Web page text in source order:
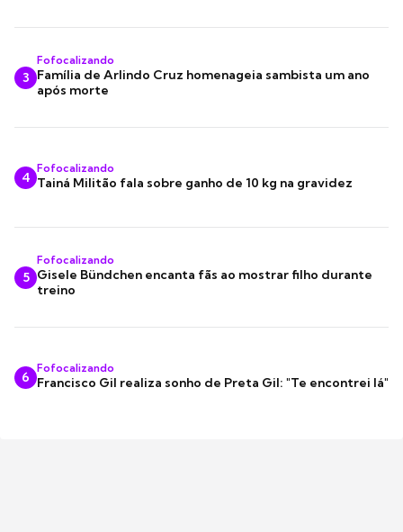
3
Fofocalizando
Família de Arlindo Cruz homenageia sambista um ano
após morte
4
Fofocalizando
Tainá Militão fala sobre ganho de 10 kg na gravidez
5
Fofocalizando
Gisele Bündchen encanta fãs ao mostrar filho durante
treino
6
Fofocalizando
Francisco Gil realiza sonho de Preta Gil: "Te encontrei lá"